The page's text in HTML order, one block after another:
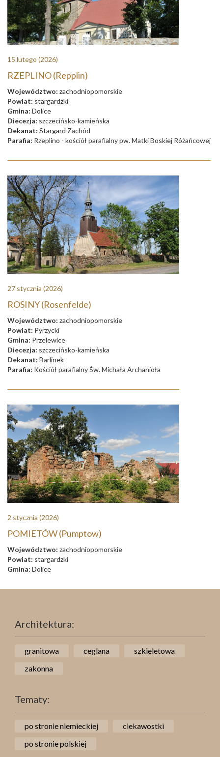
15 lutego (2026)
RZEPLINO (Repplin)
Województwo: zachodniopomorskie
Powiat: stargardzki
Gmina: Dolice
Diecezja: szczecińsko-kamieńska
Dekanat: Stargard Zachód
Parafia: Rzeplino - kościół parafialny pw. Matki Boskiej Różańcowej
27 stycznia (2026)
ROSINY (Rosenfelde)
Województwo: zachodniopomorskie
Powiat: Pyrzycki
Gmina: Przelewice
Diecezja: szczecińsko-kamieńska
Dekanat: Barlinek
Parafia: Kościół parafialny Św. Michała Archanioła
2 stycznia (2026)
POMIETÓW (Pumptow)
Województwo: zachodniopomorskie
Powiat: stargardzki
Gmina: Dolice
Architektura:
granitowa ceglana
szkieletowa
zakonna
Tematy:
po stronie niemieckiej
ciekawostki
po stronie polskiej